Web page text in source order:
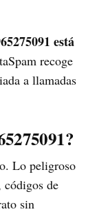
está
recoge
a llamadas
Lo peligroso
códigos de
sin